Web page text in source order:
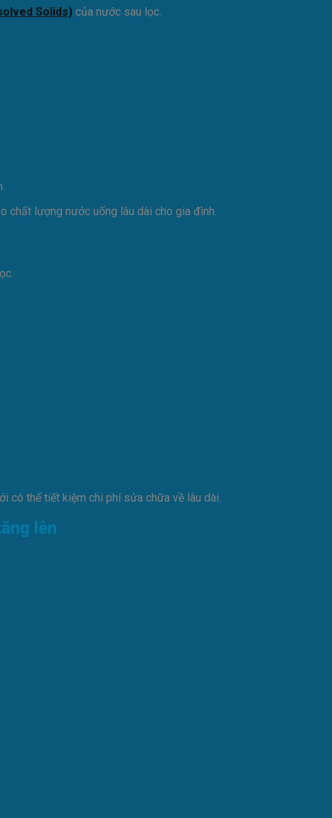
Solids) của nước sau lọc.
chất lượng nước uống lâu dài cho gia đình.
có thể tiết kiệm chi phí sửa chữa về lâu dài.
lên